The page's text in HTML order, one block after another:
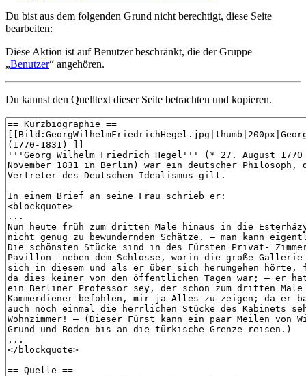
Du bist aus dem folgenden Grund nicht berechtigt, diese Seite
bearbeiten:
Diese Aktion ist auf Benutzer beschränkt, die der Gruppe
„Benutzer“ angehören.
Du kannst den Quelltext dieser Seite betrachten und kopieren.